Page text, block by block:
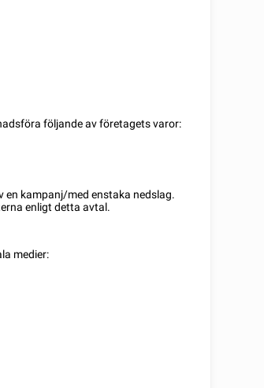
följande av företagets varor:
en kampanj/med enstaka nedslag.
enligt detta avtal.
medier: